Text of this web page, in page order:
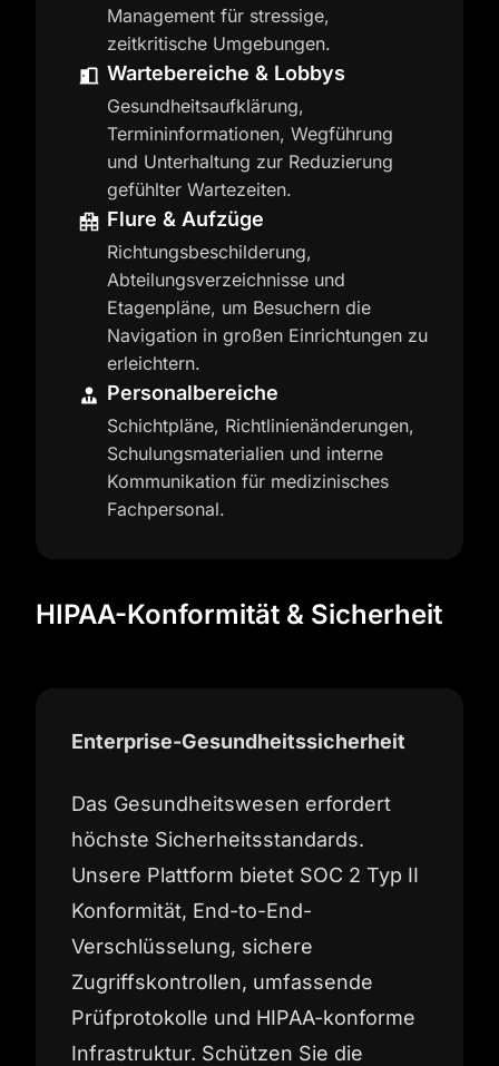
Management für stressige,
zeitkritische Umgebungen.
Wartebereiche & Lobbys
Gesundheitsaufklärung,
Termininformationen, Wegführung
und Unterhaltung zur Reduzierung
gefühlter Wartezeiten.
Flure & Aufzüge
Richtungsbeschilderung,
Abteilungsverzeichnisse und
Etagenpläne, um Besuchern die
Navigation in großen Einrichtungen zu
erleichtern.
Personalbereiche
Schichtpläne, Richtlinienänderungen,
Schulungsmaterialien und interne
Kommunikation für medizinisches
Fachpersonal.
HIPAA-Konformität & Sicherheit
Enterprise-Gesundheitssicherheit
Das Gesundheitswesen erfordert
höchste Sicherheitsstandards.
Unsere Plattform bietet SOC 2 Typ II
Konformität, End-to-End-
Verschlüsselung, sichere
Zugriffskontrollen, umfassende
Prüfprotokolle und HIPAA-konforme
Infrastruktur. Schützen Sie die